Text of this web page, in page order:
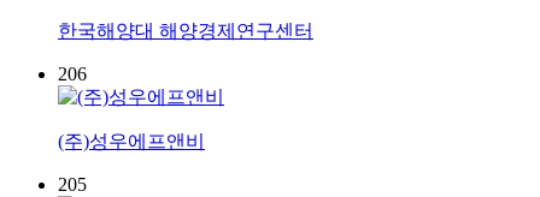
한국해양대 해양경제연구센터
206
(주)성우에프앤비
205